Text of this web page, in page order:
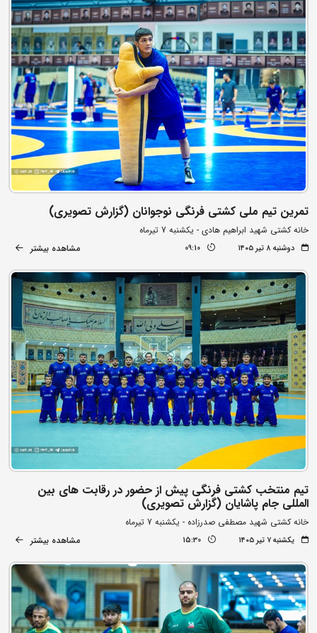
تمرین تیم ملی کشتی فرنگی نوجوانان (گزارش تصویری)
خانه کشتی شهید ابراهیم هادی - یکشنبه 7 تیرماه
دوشنبه ۸ تیر ۱۴۰۵ 09:10 مشاهده بیشتر
تیم منتخب کشتی فرنگی پیش از حضور در رقابت های بین
المللی جام پاشایان (گزارش تصویری)
خانه کشتی شهید مصطفی صدرزاده - یکشنبه 7 تیرماه
یکشنبه ۷ تیر ۱۴۰۵ 15:30 مشاهده بیشتر